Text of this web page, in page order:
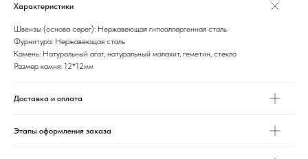
Характеристики
Швензы (основа серег): Нержавеющая гипоаллергенная сталь
Фурнитура: Нержавеющая сталь
Камень: Натуральный агат, натуральный малахит, геметин, стекло
Размер камня: 12*12мм
Доставка и оплата
Этапы оформления заказа